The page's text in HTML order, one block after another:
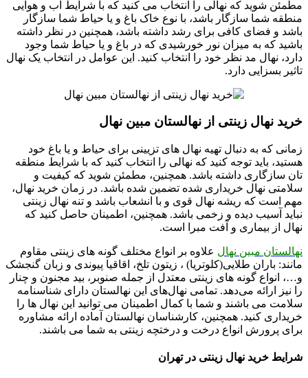
مطمئن شوید که نهالی را انتخاب می کنید که با شرایط آب و هوایی
منطقه شما سازگار باشد، با نوع خاک باغ و یا حیاط شما سازگار
باشد و فضای کافی برای رشد داشته باشد، همچنین در نظر داشته
باشید که به میزان نور خورشیدی که در باغ و یا حیاط شما وجود
دارد، نهال مد نظر خود را انتخاب کنید. این عوامل در انتخاب یک نهال
تاثیر بسزایی دارد.
خرید نهال زینتی از نهالستان مبین نهال
زمانی که به دنبال تهیه نهال ‌های تزیینی برای حیاط و یا باغ خود
هستید، باید توجه کنید که نهالی را انتخاب کنید که با شرایط منطقه
‌تان سازگاری داشته باشد. همچنین، مطمئن شوید که کیفیت و
سلامتی نهال خریداری شده تضمین شده باشد. در زمان خرید نهال،
مهم است که ریشه نهال قوی و با انشعاب باشد و تنه نهال زینتی
نباید آسیب دیده و زخمی باشد. همچنین، اطمینان حاصل کنید که
نهال از بیماری و آفت مبرا است.
نهالستان مبین نهال علاوه بر انواع مختلف گونه های زینتی مقاوم
مانند: باران طلایی(کلوتریا) ، زیتون تلخ، اقاقیا پیوندی و زبان گنجشک
و…، انواع گونه های زینتی معتدل از جمله صنوبر، بید مجنون و چنار
را نیز ارائه می‌دهد. تمامی نهال‌های این نهالستان دارای شناسنامه
سلامت می ‌باشند و شما با کمال اطمینان می‌ توانید این نهال‌ ها را
خریداری کنید. همچنین، کارشناسان نهالستان آماده ارائه مشاوره
برای پرورش انواع درخت و درختچه زینتی به شما می ‌باشند.
شرایط خرید نهال زینتی در تهران